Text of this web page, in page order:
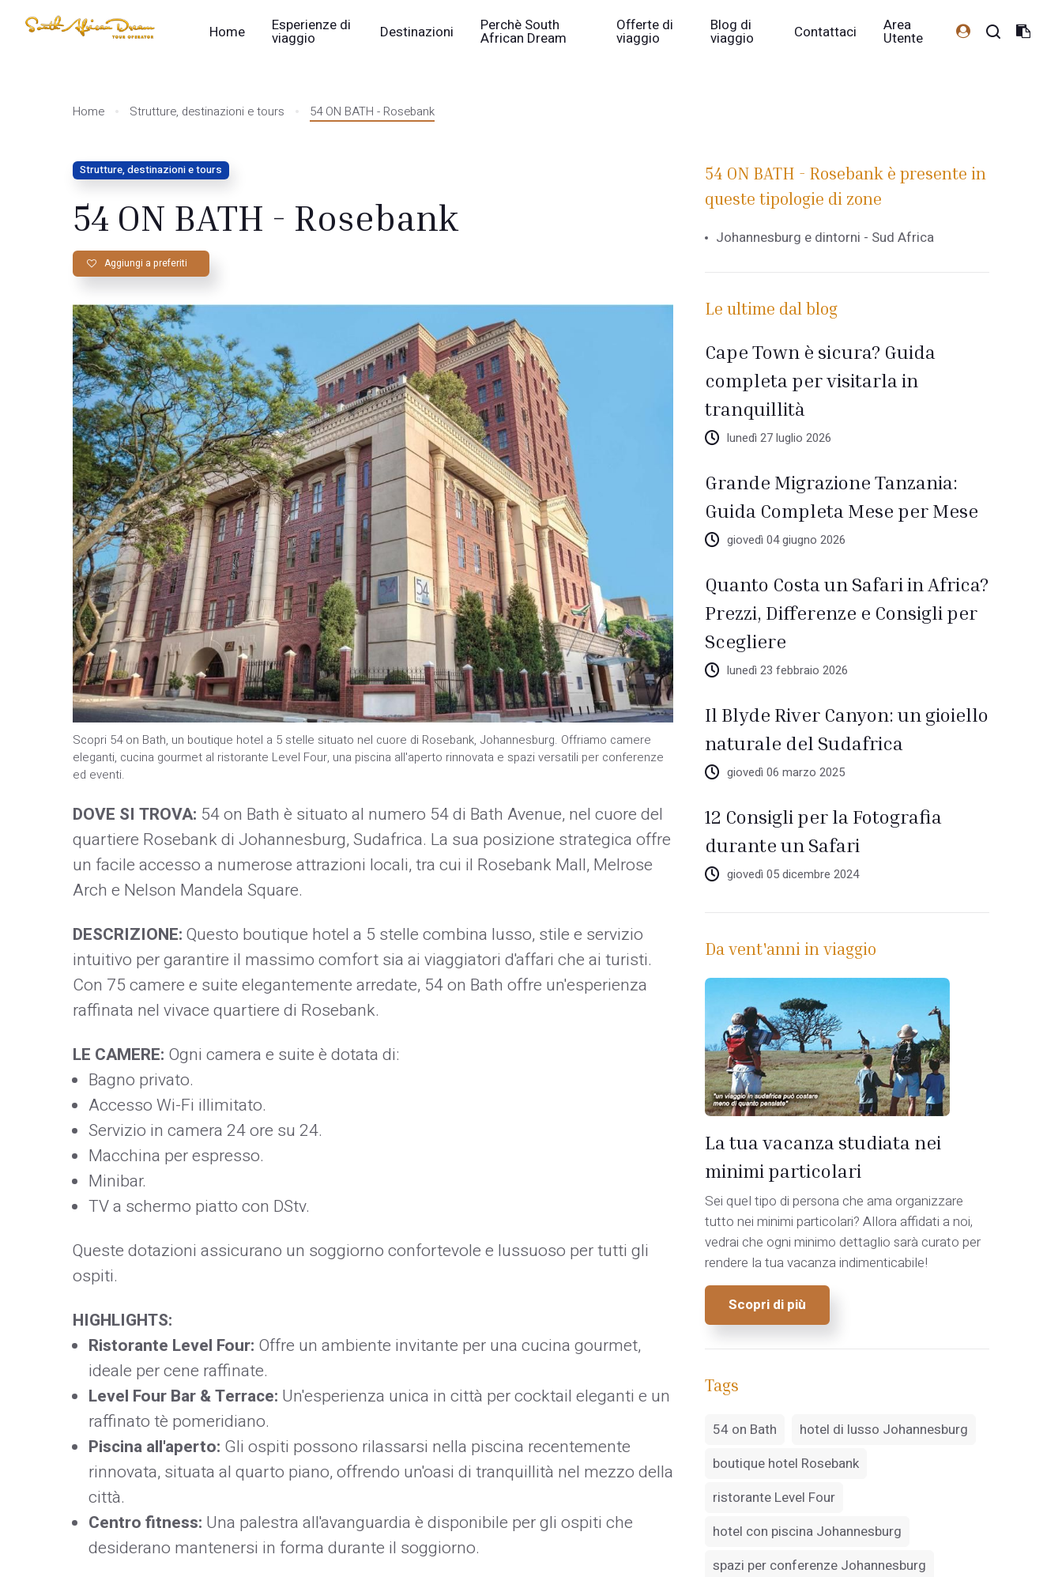
Home Esperienze di
viaggio Destinazioni Perchè South
African Dream
Offerte di
viaggio
Blog di
viaggio Contattaci Area
Utente
Home Strutture, destinazioni e tours 54 ON BATH - Rosebank
Strutture, destinazioni e tours
54 ON BATH - Rosebank
Aggiungi a preferiti
Scopri 54 on Bath, un boutique hotel a 5 stelle situato nel cuore di Rosebank, Johannesburg. Offriamo camere
eleganti, cucina gourmet al ristorante Level Four, una piscina all'aperto rinnovata e spazi versatili per conferenze
ed eventi.
DOVE SI TROVA: 54 on Bath è situato al numero 54 di Bath Avenue, nel cuore del
quartiere Rosebank di Johannesburg, Sudafrica. La sua posizione strategica offre
un facile accesso a numerose attrazioni locali, tra cui il Rosebank Mall, Melrose
Arch e Nelson Mandela Square.
DESCRIZIONE:Questo boutique hotel a 5 stelle combina lusso, stile e servizio
intuitivo per garantire il massimo comfort sia ai viaggiatori d'affari che ai turisti.
Con 75 camere e suite elegantemente arredate, 54 on Bath offre un'esperienza
raffinata nel vivace quartiere di Rosebank.
LE CAMERE: Ogni camera e suite è dotata di:
Bagno privato.
Accesso Wi-Fi illimitato.
Servizio in camera 24 ore su 24.
Macchina per espresso.
Minibar.
TV a schermo piatto con DStv.
Queste dotazioni assicurano un soggiorno confortevole e lussuoso per tutti gli
ospiti.
HIGHLIGHTS:
Ristorante Level Four: Offre un ambiente invitante per una cucina gourmet,
ideale per cene raffinate.
Level Four Bar & Terrace: Un'esperienza unica in città per cocktail eleganti e un
raffinato tè pomeridiano.
Piscina all'aperto: Gli ospiti possono rilassarsi nella piscina recentemente
rinnovata, situata al quarto piano, offrendo un'oasi di tranquillità nel mezzo della
città.
Centro fitness: Una palestra all'avanguardia è disponibile per gli ospiti che
desiderano mantenersi in forma durante il soggiorno.
54 ON BATH - Rosebank è presente in
queste tipologie di zone
Johannesburg e dintorni - Sud Africa
Le ultime dal blog
Cape Town è sicura? Guida
completa per visitarla in
tranquillità
lunedì 27 luglio 2026
Grande Migrazione Tanzania:
Guida Completa Mese per Mese
giovedì 04 giugno 2026
Quanto Costa un Safari in Africa?
Prezzi, Differenze e Consigli per
Scegliere
lunedì 23 febbraio 2026
Il Blyde River Canyon: un gioiello
naturale del Sudafrica
giovedì 06 marzo 2025
12 Consigli per la Fotografia
durante un Safari
giovedì 05 dicembre 2024
Da vent'anni in viaggio
La tua vacanza studiata nei
minimi particolari
Sei quel tipo di persona che ama organizzare
tutto nei minimi particolari? Allora affidati a noi,
vedrai che ogni minimo dettaglio sarà curato per
rendere la tua vacanza indimenticabile!
Scopri di più
Tags
54 on Bath
hotel di lusso Johannesburg
boutique hotel Rosebank
ristorante Level Four
hotel con piscina Johannesburg
spazi per conferenze Johannesburg